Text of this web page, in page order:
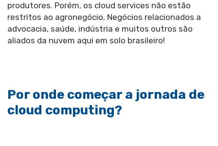
produtores. Porém, os cloud services não estão
restritos ao agronegócio. Negócios relacionados a
advocacia, saúde, indústria e muitos outros são
aliados da nuvem aqui em solo brasileiro!
Por onde começar a jornada de
cloud computing?